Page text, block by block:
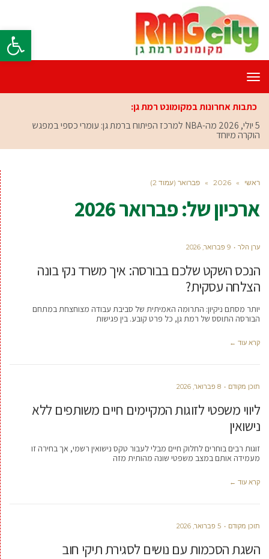
פתח
תפריט
כתבות אחרונות במקומונט רמת גן:
5 יולי, 2026
מה-NBA למרכז הפיתוח ברמת גן: עומרי כספי במפגש
הוקרה מיוחד
ראשי »
2026
» פברואר (עמוד 2)
ארכיון של:פברואר 2026
ערן הלר 9 פברואר, 2026
הנכס השקט שלכם בבורסה: איך משרד נקי בונה
הצלחה עסקית?
יותר מסתם ניקיון: התרומה האמיתית של סביבת עבודה מצוחצחת במתחם
הבורסה התוסס של רמת גן, כל פרט קובע. בין פגישות
קרא עוד ←
תוכן מקודם 8 פברואר, 2026
ליווי משפטי לזוגות המקיימים חיים משותפים ללא
נישואין
זוגות רבים בוחרים לחלוק חיים מבלי לעבור טקס נישואין רשמי, אך בחירה זו
מעמידה אותם במצב משפטי שונה מהותית מזה
קרא עוד ←
תוכן מקודם 5 פברואר, 2026
השגת הסכמות עם נושים לסגירת תיקי חוב